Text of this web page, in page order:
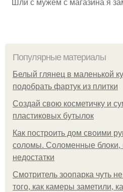
Популярные материалы
Белый глянец в маленькой
подобрать фартук из плитки
Создай свою косметичку и
пластиковых бутылок
Как построить дом своими
соломы. Соломенные блоки,
недостатки
Смотритель зоопарка чуть
того, как камеры заметили,